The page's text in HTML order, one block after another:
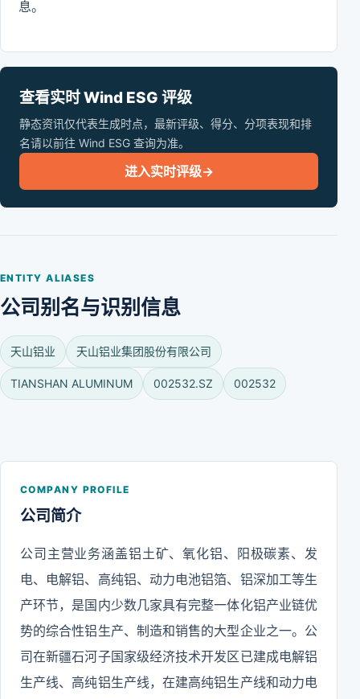
息。
查看实时 Wind ESG 评级
静态资讯仅代表生成时点，最新评级、得分、分项表现和排
名请以前往 Wind ESG 查询为准。
进入实时评级→
ENTITY ALIASES
公司别名与识别信息
天山铝业 天山铝业集团股份有限公司
TIANSHAN ALUMINUM 002532.SZ 002532
COMPANY PROFILE
公司简介
公司主营业务涵盖铝土矿、氧化铝、阳极碳素、发
电、电解铝、高纯铝、动力电池铝箔、铝深加工等生
产环节，是国内少数几家具有完整一体化铝产业链优
势的综合性铝生产、制造和销售的大型企业之一。公
司在新疆石河子国家级经济技术开发区已建成电解铝
生产线、高纯铝生产线，在建高纯铝生产线和动力电